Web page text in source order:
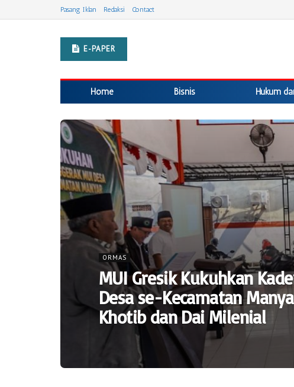
Pasang Iklan Redaksi Contact
E-PAPER
Home Bisnis Hukum
ORMAS
MUI Gresik Kukuhkan
Desa se-Kecamatan
Khotib dan Dai Milenial